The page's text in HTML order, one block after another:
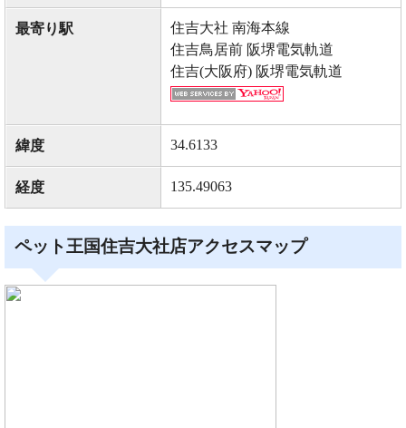
最寄り駅
住吉大社 南海本線
住吉鳥居前 阪堺電気軌道
住吉(大阪府) 阪堺電気軌道
緯度 34.6133
経度 135.49063
ペット王国住吉大社店アクセスマップ